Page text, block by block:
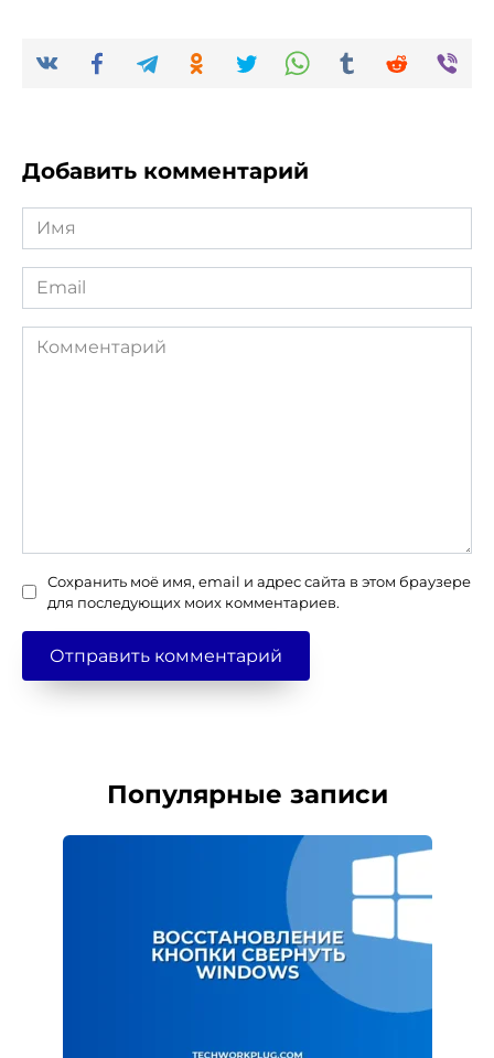
Добавить комментарий
Имя
*
Email
*
Комментарий
Сохранить моё имя, email и адрес сайта в этом браузере
для последующих моих комментариев.
Популярные записи